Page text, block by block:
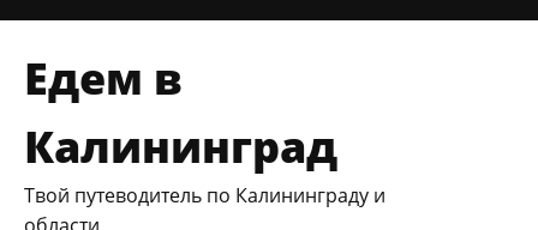
Едем в
Калининград
Твой путеводитель по Калининграду и